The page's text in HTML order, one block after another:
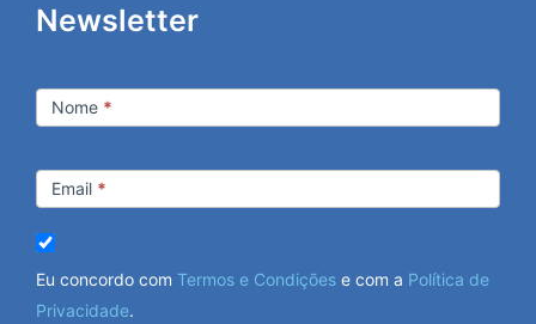
Newsletter
Nome *
Email *
Eu concordo com Termos e Condições e com a Política de
Privacidade.